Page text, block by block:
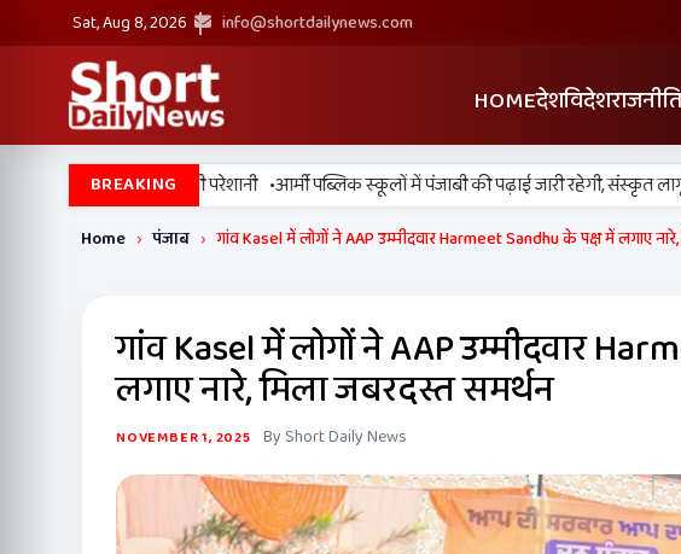
Sat, Aug 8, 2026 info@shortdailynews.com
HOMEदेशविदेशराजनीति
BREAKING
सुस्त, उमस बढ़ाएगी परेशानी •आर्मी पब्लिक स्कूलों में पंजाबी की पढ़ाई जारी रहेगी, संस्कृत लागू
Home › पंजाब › गांव Kasel में लोगों ने AAP उम्मीदवार Harmeet Sandhu के पक्ष में लगाए
गांव Kasel में लोगों ने AAP उम्मीदवार
लगाए नारे, मिला जबरदस्त समर्थन
NOVEMBER 1, 2025 By Short Daily News